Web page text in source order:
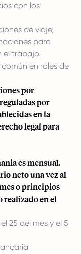
con los
de viaje,
para
el trabajo.
en roles de
por
por
en la
legal para
es mensual.
neto una vez al
o principios
realizado en el
25 del mes y el 5